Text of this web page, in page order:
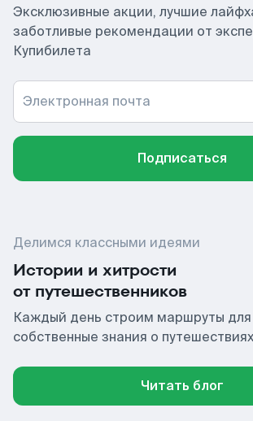
Эксклюзивные акции, лучшие
заботливые рекомендации от
Купибилета
Электронная почта
Подписаться
Делимся классными идеями
Истории и хитрости
от путешественников
Каждый день строим маршруты для
собственные знания о путешествиях
Читать блог